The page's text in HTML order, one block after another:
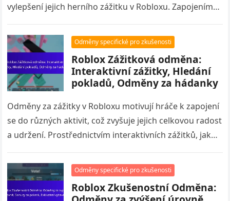
vylepšení jejich herního zážitku v Robloxu. Zapojením
vytvořeného…
Odměny specifické pro zkušenosti
Roblox Zážitková odměna:
Interaktivní zážitky, Hledání
pokladů, Odměny za hádanky
Odměny za zážitky v Robloxu motivují hráče k zapojení
se do různých aktivit, což zvyšuje jejich celkovou radost
a udržení. Prostřednictvím interaktivních zážitků, jako
Odměny specifické pro zkušenosti
Roblox Zkušenostní Odměna: